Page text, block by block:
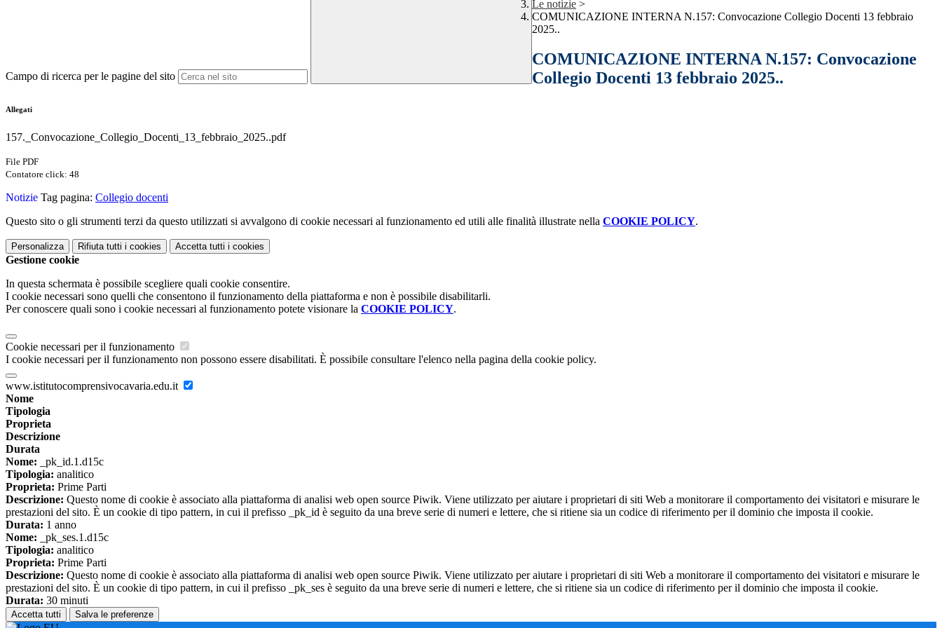
Campo di ricerca per le pagine del sito
Le notizie >
COMUNICAZIONE INTERNA N.157: Convocazione Collegio Docenti 13 febbraio
2025..
COMUNICAZIONE INTERNA N.157: Convocazione
Collegio Docenti 13 febbraio 2025..
Allegati
157._Convocazione_Collegio_Docenti_13_febbraio_2025..pdf
File PDF
Contatore click: 48
Notizie Tag pagina: Collegio docenti
Questo sito o gli strumenti terzi da questo utilizzati si avvalgono di cookie necessari al funzionamento ed utili alle finalità illustrate nella COOKIE POLICY.
Personalizza Rifiuta tutti i cookies Accetta tutti i cookies
Gestione cookie
In questa schermata è possibile scegliere quali cookie consentire.
I cookie necessari sono quelli che consentono il funzionamento della piattaforma e non è possibile disabilitarli.
Per conoscere quali sono i cookie necessari al funzionamento potete visionare la COOKIE POLICY.
Cookie necessari per il funzionamento
I cookie necessari per il funzionamento non possono essere disabilitati. È possibile consultare l'elenco nella pagina della cookie policy.
www.istitutocomprensivocavaria.edu.it
Nome
Tipologia
Proprieta
Descrizione
Durata
Nome: _pk_id.1.d15c
Tipologia: analitico
Proprieta: Prime Parti
Descrizione: Questo nome di cookie è associato alla piattaforma di analisi web open source Piwik. Viene utilizzato per aiutare i proprietari di siti Web a monitorare il comportamento dei visitatori e misurare le
prestazioni del sito. È un cookie di tipo pattern, in cui il prefisso _pk_id è seguito da una breve serie di numeri e lettere, che si ritiene sia un codice di riferimento per il dominio che imposta il cookie.
Durata: 1 anno
Nome: _pk_ses.1.d15c
Tipologia: analitico
Proprieta: Prime Parti
Descrizione: Questo nome di cookie è associato alla piattaforma di analisi web open source Piwik. Viene utilizzato per aiutare i proprietari di siti Web a monitorare il comportamento dei visitatori e misurare le
prestazioni del sito. È un cookie di tipo pattern, in cui il prefisso _pk_ses è seguito da una breve serie di numeri e lettere, che si ritiene sia un codice di riferimento per il dominio che imposta il cookie.
Durata: 30 minuti
Accetta tutti Salva le preferenze